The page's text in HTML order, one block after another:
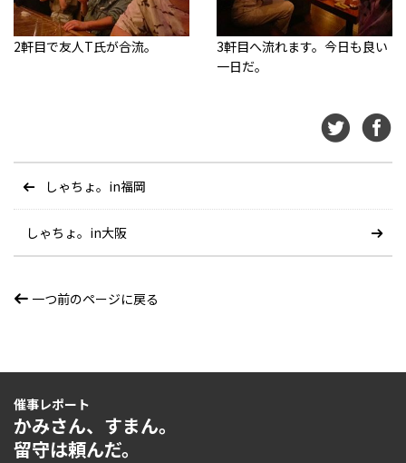
2軒目で友人T氏が合流。
3軒目へ流れます。今日も良い
一日だ。
しゃちょ。in福岡
しゃちょ。in大阪
一つ前のページに戻る
催事レポート
かみさん、すまん。
留守は頼んだ。